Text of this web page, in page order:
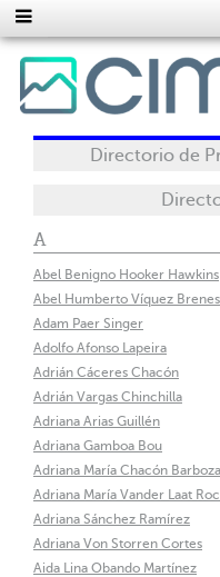
Directorio de
A
Abel Benigno Hooker Hawkins
Abel Humberto Víquez Brenes
Adam Paer Singer
Adolfo Afonso Lapeira
Adrián Cáceres Chacón
Adrián Vargas Chinchilla
Adriana Arias Guillén
Adriana Gamboa Bou
Adriana María Chacón Barboza
Adriana María Vander Laat
Adriana Sánchez Ramírez
Adriana Von Storren Cortes
Aida Lina Obando Martínez